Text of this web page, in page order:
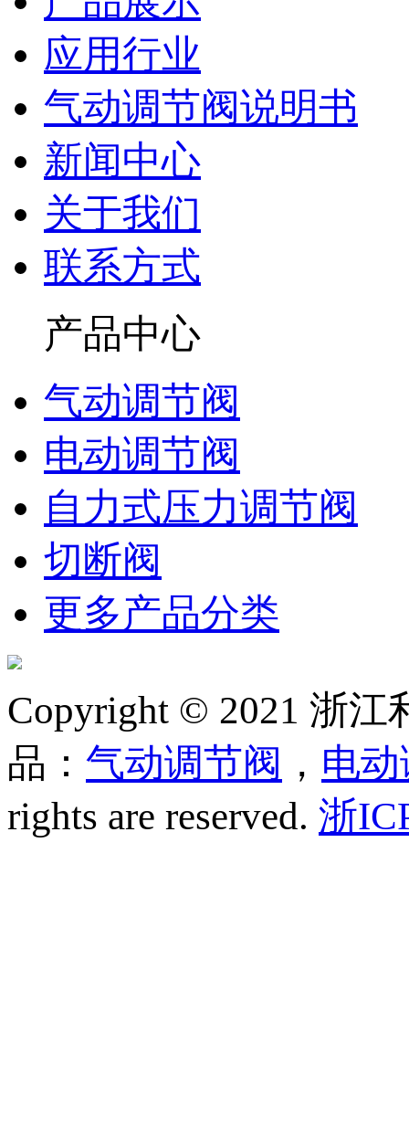
应用行业
气动调节阀说明书
新闻中心
关于我们
联系方式
产品中心
气动调节阀
电动调节阀
自力式压力调节阀
切断阀
更多产品分类
Copyright © 2021 浙
品： 气动调节阀 ， 电
rights are reserved. 浙